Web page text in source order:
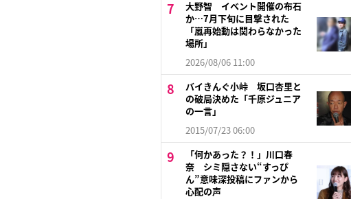
大野智 イベント開催の布石
か…7月下旬に目撃された
「嵐再始動は関わらなかった
場所」
2026/08/06 11:00
バイきんぐ小峠 坂口杏里と
の破局決めた「千原ジュニア
の一言」
2015/07/23 06:00
「何かあった？！」川口春
奈 シミ隠さない“すっぴ
ん”意味深投稿にファンから
心配の声